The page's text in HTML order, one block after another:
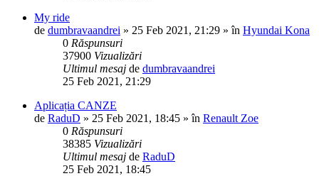
My ride
de dumbravaandrei » 25 Feb 2021, 21:29 » în Hyundai Kona
0 Răspunsuri
37900 Vizualizări
Ultimul mesaj de dumbravaandrei
25 Feb 2021, 21:29
Aplicația CANZE
de RaduD » 25 Feb 2021, 18:45 » în Renault Zoe
0 Răspunsuri
38385 Vizualizări
Ultimul mesaj de RaduD
25 Feb 2021, 18:45